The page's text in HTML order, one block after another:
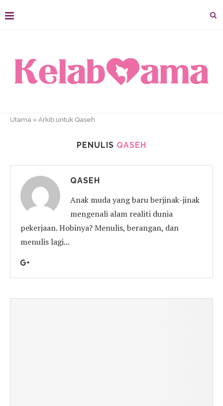
Utama » Arkib untuk Qaseh
PENULIS QASEH
QASEH
Anak muda yang baru berjinak-jinak
mengenali alam realiti dunia
pekerjaan. Hobinya? Menulis, berangan, dan
menulis lagi...